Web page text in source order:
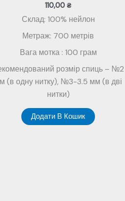
110,00₴
Склад: 100% нейлон
Метраж: 700 метрів
Вага мотка : 100 грам
розмір спиць – №2
(в одну нитку), №3-3.5 мм (в дві
нитки)
Додати В Кошик